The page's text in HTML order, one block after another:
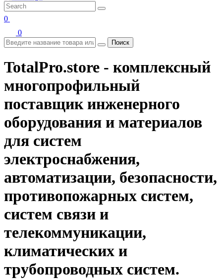
0
0
Поиск
TotalPro.store - комплексный
многопрофильный
поставщик инженерного
оборудования и материалов
для систем
электроснабжения,
автоматизации, безопасности,
противопожарных систем,
систем связи и
телекоммуникации,
климатических и
трубопроводных систем.